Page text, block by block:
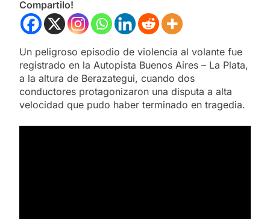
Compartilo!
Un peligroso episodio de violencia al volante fue
registrado en la Autopista Buenos Aires – La Plata,
a la altura de Berazategui, cuando dos
conductores protagonizaron una disputa a alta
velocidad que pudo haber terminado en tragedia.